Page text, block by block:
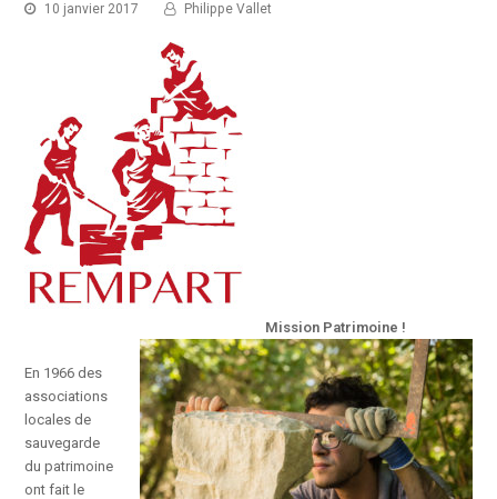
10 janvier 2017 Philippe Vallet
Mission Patrimoine !
En 1966 des
associations
locales de
sauvegarde
du patrimoine
ont fait le